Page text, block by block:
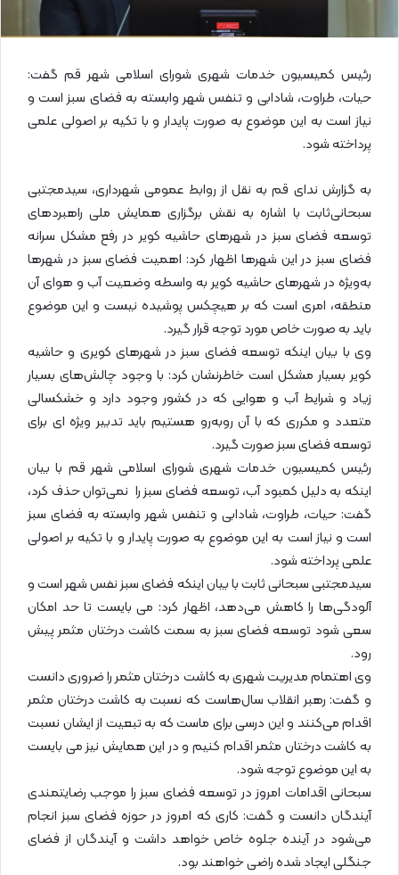
رئیس کمیسیون خدمات شهری شورای اسلامی شهر قم گفت:
حیات، طراوت، شادابی و تنفس شهر وابسته به فضای سبز است و
نیاز است به این موضوع به صورت پایدار و با تکیه بر اصولی علمی
پرداخته شود.
به گزارش ندای قم به نقل از روابط عمومی شهرداری، سیدمجتبی
سبحانی‌ثابت با اشاره به نقش برگزاری همایش ملی راهبردهای
توسعه فضای سبز در شهرهای حاشیه کویر در رفع مشکل سرانه
فضای سبز در این شهرها اظهار کرد: اهمیت فضای سبز در شهرها
به‌ویژه در شهرهای حاشیه کویر به واسطه وضعیت آب و هوای آن
منطقه، امری است که بر هیچکس پوشیده نیست و این موضوع
باید به صورت خاص مورد توجه قرار گیرد.
وی با بیان اینکه توسعه فضای سبز در شهرهای کویری و حاشیه
کویر بسیار مشکل است خاطرنشان کرد: با وجود چالش‌های بسیار
زیاد و شرایط آب و هوایی که در کشور وجود دارد و خشکسالی
متعدد و مکرری که با آن روبه‌رو هستیم باید تدبیر ویژه ای برای
توسعه فضای سبز صورت گیرد.
رئیس کمیسیون خدمات شهری شورای اسلامی شهر قم با بیان
اینکه به دلیل کمبود آب، توسعه فضای سبز را نمی‌توان حذف کرد،
گفت: حیات، طراوت، شادابی و تنفس شهر وابسته به فضای سبز
است و نیاز است به این موضوع به صورت پایدار و با تکیه بر اصولی
علمی پرداخته شود.
سیدمجتبی سبحانی ثابت با بیان اینکه فضای سبز نفس شهر است و
آلودگی‌ها را کاهش می‌دهد، اظهار کرد: می بایست تا حد امکان
سعی شود توسعه فضای سبز به سمت کاشت درختان مثمر پیش
رود.
وی اهتمام مدیریت شهری به کاشت درختان مثمر را ضروری دانست
و گفت: رهبر انقلاب سال‌هاست که نسبت به کاشت درختان مثمر
اقدام می‌کنند و این درسی برای ماست که به تبعیت از ایشان نسبت
به کاشت درختان مثمر اقدام کنیم و در این همایش نیز می بایست
به این موضوع توجه شود.
سبحانی اقدامات امروز در توسعه فضای سبز را موجب رضایتمندی
آیندگان دانست و گفت: کاری که امروز در حوزه فضای سبز انجام
می‌شود در آینده جلوه خاص خواهد داشت و آیندگان از فضای
جنگلی ایجاد شده راضی خواهند بود.